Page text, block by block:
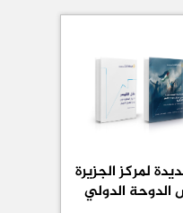
لمركز الجزيرة
الدولي